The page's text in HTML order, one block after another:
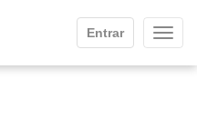
Entrar